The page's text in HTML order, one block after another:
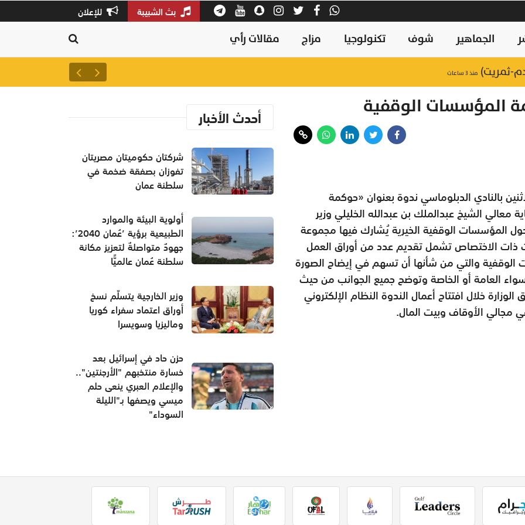
بث الشبيبة للإعلان
الجماهير شوف تكنولوجيا مزاج مقالات رأي
ثمريت) منذ ٣ ساعات شركتان حكوميتان مصريتان
المؤسسات الوقفية
بالنادي الدبلوماسي ندوة بعنوان «حوكمة
معالي الشيخ عبدالملك بن عبدالله الخليلي وزير
المؤسسات الوقفية الخيرية يُشارك فيها مجموعة
الاختصاص تشمل تقديم عدد من أوراق العمل
والتي من شأنها أن تسهم في إيضاح الصورة
العامة أو الخاصة وتوضح جميع الجوانب من حيث
خلال افتتاح أعمال الندوة النظام الإلكتروني
مجالي الأوقاف وبيت المال.​​
أحدث الأخبار
شركتان حكوميتان مصريتان
تفوزان بصفقة ضخمة في
سلطنة عمان
أولوية البيئة والموارد
الطبيعية برؤية ’عُمان 2040’:
جهودٌ متواصلةٌ لتعزيز مكانة
سلطنة عُمان عالميًّا
وزير الخارجية يتسلّم نسخ
أوراق اعتماد سفراء كوريا
وماليزيا وسويسرا
حزن حاد في إسرائيل بعد
خسارة منتخبهم "الأرجنتين"..
والإعلام العبري ينعى حلم
ميسي ويصفها بـ"الليلة
السوداء"